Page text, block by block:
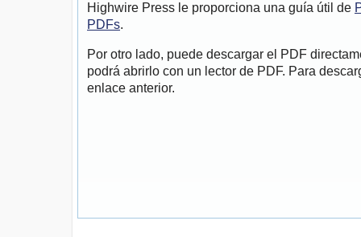
Highwire Press le proporciona una guía útil de
PDFs.
Por otro lado, puede descargar el PDF
podrá abrirlo con un lector de PDF. Para
enlace anterior.